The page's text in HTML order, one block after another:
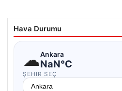
Hava Durumu
☁Ankara
NaN°C
ŞEHIR SEÇ